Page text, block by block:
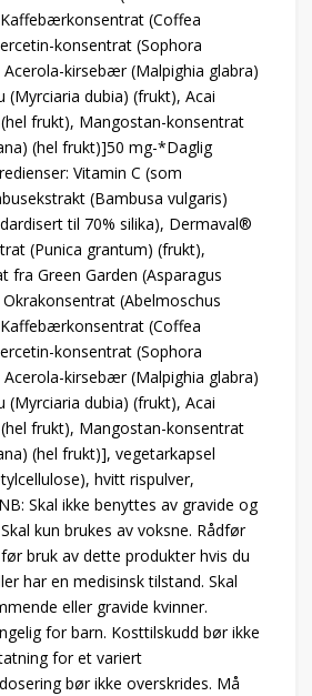
(Coffea
konsentrat (Sophora
kirsebær (Malpighia glabra)
(Myrciaria dubia) (frukt), Acai
frukt), Mangostan-konsentrat
(hel frukt)]50 mg-*Daglig
Vitamin C (som
(Bambusa vulgaris)
til 70% silika), Dermaval®
(Punica grantum) (frukt),
fra Green Garden (Asparagus
(Abelmoschus
(Coffea
konsentrat (Sophora
kirsebær (Malpighia glabra)
(Myrciaria dubia) (frukt), Acai
frukt), Mangostan-konsentrat
(hel frukt)], vegetarkapsel
hvitt rispulver,
Skal ikke benyttes av gravide og
kun brukes av voksne. Rådfør
bruk av dette produkter hvis du
har en medisinsk tilstand. Skal
eller gravide kvinner.
for barn. Kosttilskudd bør ikke
for et variert
bør ikke overskrides. Må